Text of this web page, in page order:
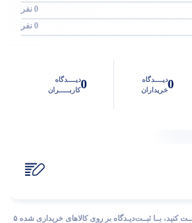
0 نفر
0 نفر
0دیــــدگاه
خریداران
0دیــــدگاه
کاربـــــران
شمـا هـم دربـاره ایـن کــالا دیــدگاه ثبــت کنید، بــا ثبــت‌دیـدگاه بر روی کالاهای خریداری شده ۵